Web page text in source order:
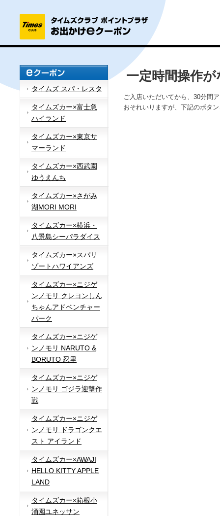
タイムズ スパ・レスタ
タイムズカー×富士急
ハイランド
タイムズカー×東京サ
マーランド
タイムズカー×西武園
ゆうえんち
タイムズカー×さがみ
湖MORI MORI
タイムズカー×横浜・
八景島シーパラダイス
タイムズカー×スパリ
ゾートハワイアンズ
タイムズカー×ニジゲ
ンノモリ クレヨンしん
ちゃんアドベンチャー
パーク
タイムズカー×ニジゲ
ンノモリ NARUTO &
BORUTO 忍里
タイムズカー×ニジゲ
ンノモリ ゴジラ迎撃作
戦
タイムズカー×ニジゲ
ンノモリ ドラゴンクエ
スト アイランド
タイムズカー×AWAJI
HELLO KITTY APPLE
LAND
タイムズカー×箱根小
涌園ユネッサン
一定時間操作
ご入店いただいてから、30分間
おそれいりますが、下記のボタ